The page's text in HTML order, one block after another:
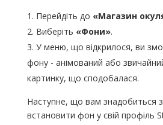
Перейдіть до «Магазин
Виберіть «Фони».
У меню, що відкрилося, ви
фону - анімований або
картинку, що сподобалася.
Наступне, що вам знадобиться
встановити фон у свій профіль